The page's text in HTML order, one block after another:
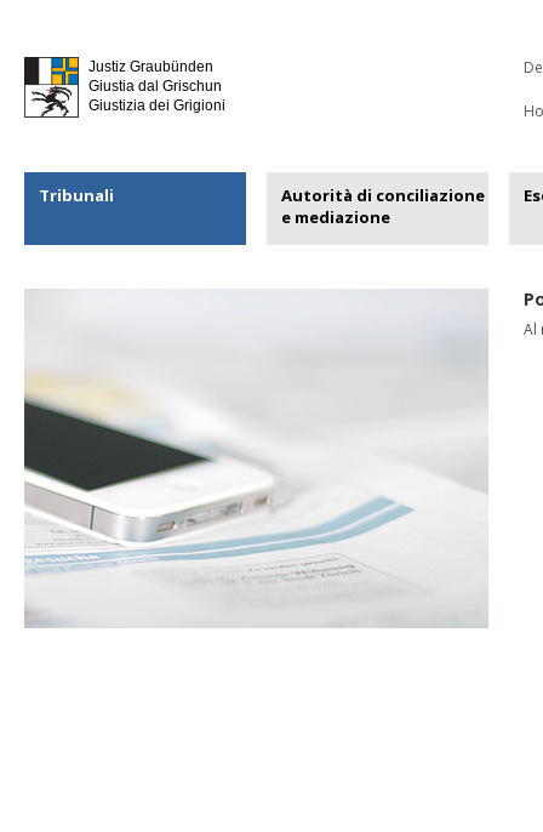
Justiz Graubünden
Giustia dal Grischun
Giustizia dei Grigioni
Tribunali
Autorità di conciliazione
e mediazione
Al